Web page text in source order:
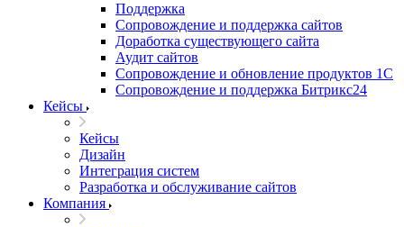
Поддержка
Сопровождение и поддержка сайтов
Доработка существующего сайта
Аудит сайтов
Сопровождение и обновление продуктов 1С
Сопровождение и поддержка Битрикс24
Кейсы
Кейсы
Дизайн
Интеграция систем
Разработка и обслуживание сайтов
Компания